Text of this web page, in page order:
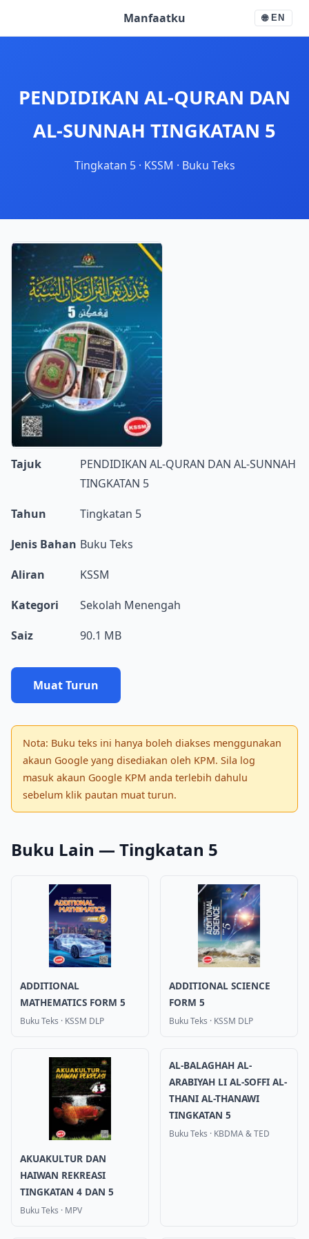
Manfaatku 🌐 EN
PENDIDIKAN AL-QURAN DAN
AL-SUNNAH TINGKATAN 5
Tingkatan 5· KSSM · Buku Teks
Tajuk
PENDIDIKAN AL-QURAN DAN AL-SUNNAH
TINGKATAN 5
Tahun
Tingkatan 5
Jenis Bahan Buku Teks
Aliran
KSSM
Kategori
Sekolah Menengah
Saiz
90.1 MB
Muat Turun
Nota: Buku teks ini hanya boleh diakses menggunakan
akaun Google yang disediakan oleh KPM. Sila log
masuk akaun Google KPM anda terlebih dahulu
sebelum klik pautan muat turun.
Buku Lain — Tingkatan 5
ADDITIONAL
MATHEMATICS FORM 5
Buku Teks · KSSM DLP
ADDITIONAL SCIENCE
FORM 5
Buku Teks · KSSM DLP
AKUAKULTUR DAN
HAIWAN REKREASI
TINGKATAN 4 DAN 5
Buku Teks · MPV
AL-BALAGHAH AL-
ARABIYAH LI AL-SOFFI AL-
THANI AL-THANAWI
TINGKATAN 5
Buku Teks · KBDMA & TED